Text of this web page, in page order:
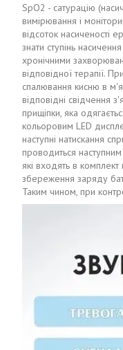
SpO2 - сатурацію
вимірювання і
відсоток насиченості
знати ступінь
хронічними
відповідної терапії.
спалювання кисню в
відповідні свідчення
прищіпки, яка
кольоровим LED
наступні натискання
проводиться
які входять в
збереження заряду
Таким чином, при